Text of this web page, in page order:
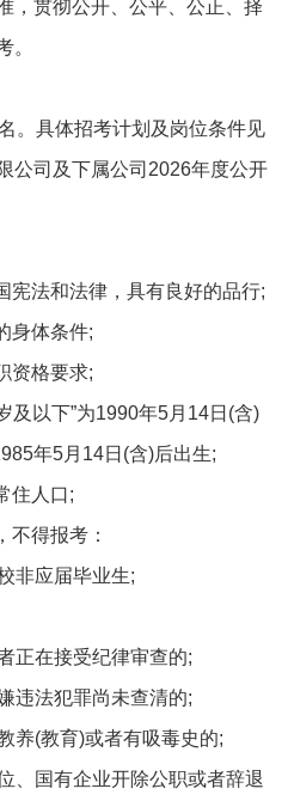
，贯彻公开、公平、公正、择
。
。具体招考计划及岗位条件见
公司及下属公司2026年度公开
宪法和法律，具有良好的品行;
身体条件;
资格要求;
及以下”为1990年5月14日(含)
年5月14日(含)后出生;
住人口;
不得报考：
非应届毕业生;
正在接受纪律审查的;
违法犯罪尚未查清的;
养(教育)或者有吸毒史的;
、国有企业开除公职或者辞退